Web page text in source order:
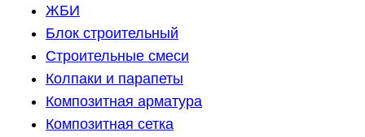
ЖБИ
Блок строительный
Строительные смеси
Колпаки и парапеты
Композитная арматура
Композитная сетка